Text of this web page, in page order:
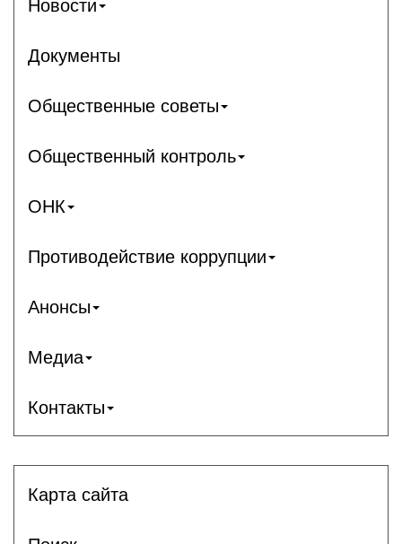
Новости
Документы
Общественные советы
Общественный контроль
ОНК
Противодействие коррупции
Анонсы
Медиа
Контакты
Карта сайта